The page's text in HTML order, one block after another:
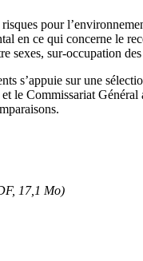
pour
en ce qui concerne le
sexes, sur-occupation
s’appuie sur une
le Commissariat
17,1 Mo)